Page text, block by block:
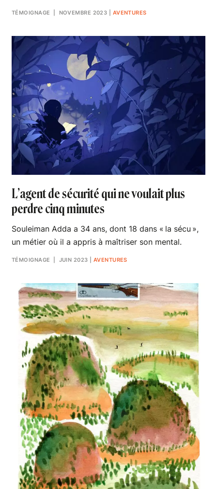
TÉMOIGNAGE | NOVEMBRE 2023 AVENTURES
L’agent de sécurité qui ne voulait plus
perdre cinq minutes
Souleiman Adda a 34 ans, dont 18 dans « la sécu »,
un métier où il a appris à maîtriser son mental.
TÉMOIGNAGE | JUIN 2023 AVENTURES